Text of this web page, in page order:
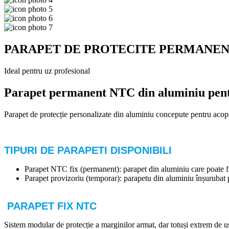
PARAPET DE PROTECITE
Ideal pentru uz profesional
Parapet permanent NTC din aluminiu
Parapet de protecție personalizate din aluminiu concepute pentru
TIPURI DE PARAPETI DISPONIBILI
Parapet NTC fix (permanent): parapet din aluminiu care poate
Parapet provizoriu (temporar): parapetu din aluminiu
PARAPET FIX NTC
Sistem modular de protecție a marginilor armat, dar totuși extrem de